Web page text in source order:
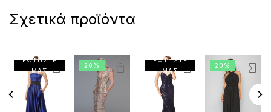
Σχετικά προϊόντα
ΡΩΤΗΣΤΕ
ΜΑΣ
20%
ΡΩΤΗΣΤΕ
ΜΑΣ
20%